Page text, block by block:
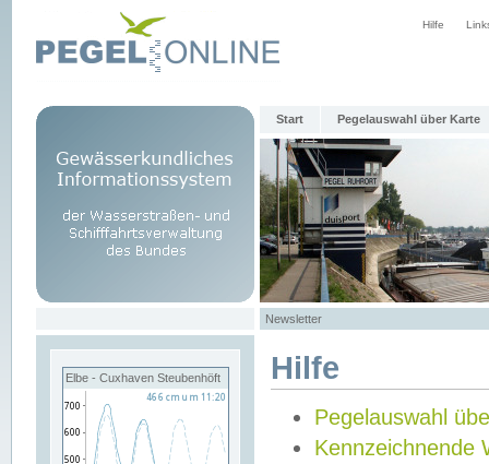
Hilfe
Start Pegelauswahl über Karte
Newsletter
Elbe - Cuxhaven Steubenhöft Hilfe
Pegelauswahl
Kennzeichnende